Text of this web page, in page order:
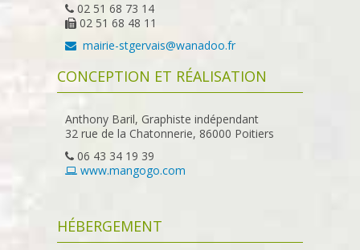
02 51 68 73 14
02 51 68 48 11
mairie-stgervais@wanadoo.fr
CONCEPTION ET RÉALISATION
Anthony Baril, Graphiste indépendant
32 rue de la Chatonnerie, 86000 Poitiers
06 43 34 19 39
www.mangogo.com
HÉBERGEMENT